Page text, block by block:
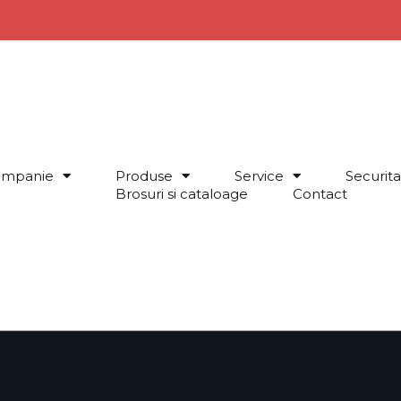
Produse Service
Brosuri si cataloage
Contact